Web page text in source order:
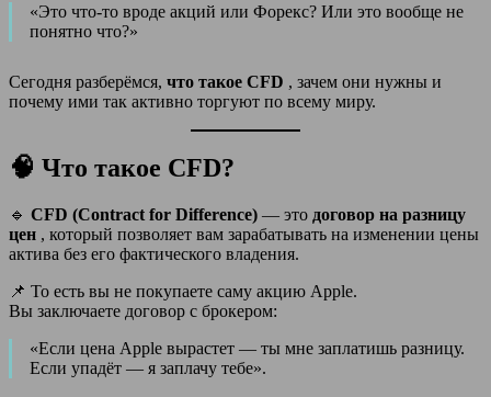
«Это что-то вроде акций или Форекс? Или это вообще не
понятно что?»
Сегодня разберёмся, что такое CFD , зачем они нужны и
почему ими так активно торгуют по всему миру.
🧠 Что такое CFD?
🔹 CFD (Contract for Difference) — это договор на разницу
цен , который позволяет вам зарабатывать на изменении цены
актива без его фактического владения.
📌 То есть вы не покупаете саму акцию Apple.
Вы заключаете договор с брокером:
«Если цена Apple вырастет — ты мне заплатишь разницу.
Если упадёт — я заплачу тебе».